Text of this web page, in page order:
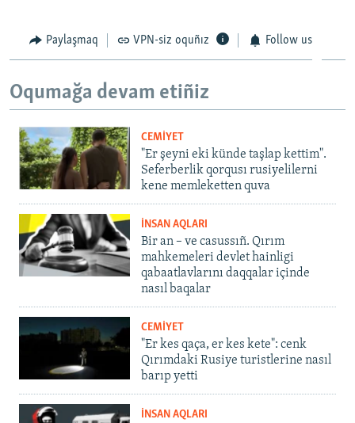
Paylaşmaq VPN-siz oquñız Follow us
Oqumağa devam etiñiz
CEMİYET
"Er şeyni eki künde taşlap kettim".
Seferberlik qorqusı rusiyelilerni
kene memleketten quva
İNSAN AQLARI
Bir an – ve casussıñ. Qırım
mahkemeleri devlet hainligi
qabaatlavlarını daqqalar içinde
nasıl baqalar
CEMİYET
"Er kes qaça, er kes kete": cenk
Qırımdaki Rusiye turistlerine nasıl
barıp yetti
İNSAN AQLARI